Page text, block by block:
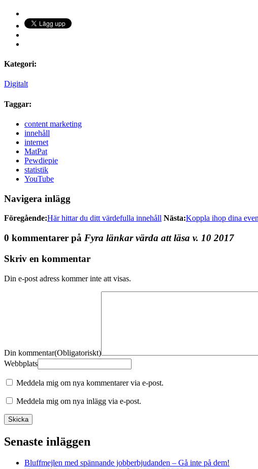
Kategori:
Digitalt
Taggar:
content marketing
innehåll
internet
MatPat
Pewdiepie
statistik
YouTube
Navigera inlägg
Föregående:Här hittar du ditt värdefulla innehåll Nästa:Koppla ihop dina
0 kommentarer på Fyra länkar värda att läsa v. 10 2017
Skriv en kommentar
Din e-post adress kommer inte att visas.
Din kommentar(Obligatoriskt)
Webbplats
Meddela mig om nya kommentarer via e-post.
Meddela mig om nya inlägg via e-post.
Senaste inläggen
Bluffmejlen med spännande jobberbjudanden – Gå inte på dem!